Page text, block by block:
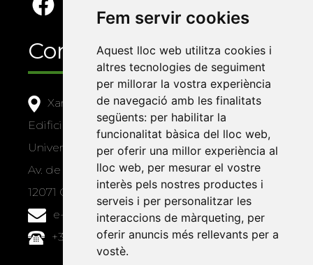
Fem servir cookies
Aquest lloc web utilitza cookies i
altres tecnologies de seguiment
per millorar la vostra experiència
de navegació amb les finalitats
següents: per habilitar la
funcionalitat bàsica del lloc web,
per oferir una millor experiència al
lloc web, per mesurar el vostre
interès pels nostres productes i
serveis i per personalitzar les
interaccions de màrqueting, per
oferir anuncis més rellevants per a
vostè.
Contacte
Xarxa Vives d'Universitats
Edifici Àgora
Universitat Jaume I, local 10
Av. de Vicent Sos Baynat, s/n
12071 Castelló de la Plana
e-buc@vives.org
+34 964 72 89 93